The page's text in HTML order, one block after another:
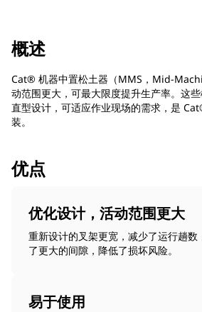
概述
Cat® 机器中置松土器（MMS，Mid-
动范围更大，可最大限度提升生产率。这
直型设计，可适应作业现场的需求，是
装。
优点
优化设计，活动范围更大
重新设计的叉架更宽，减少了运行趟数
了更大的间隙，降低了损坏风险。
易于使用